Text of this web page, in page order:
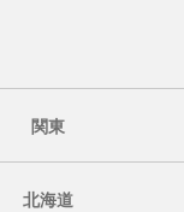
関東
北海道